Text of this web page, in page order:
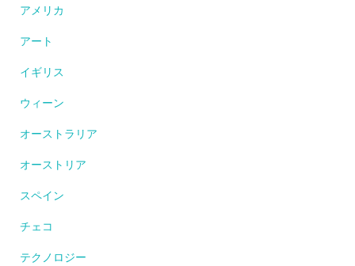
アメリカ
アート
イギリス
ウィーン
オーストラリア
オーストリア
スペイン
チェコ
テクノロジー